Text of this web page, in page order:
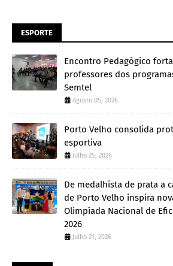
ESPORTE
Encontro Pedagógico
professores dos
Semtel
Agosto 05, 2026
Porto Velho consolida
esportiva
Julho 25, 2026
De medalhista de prata a
de Porto Velho inspira
Olimpíada Nacional de
2026
Julho 21, 2026